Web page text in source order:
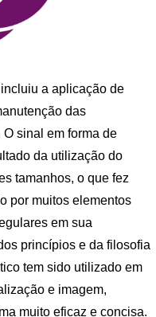
a aplicação de
das
sinal em forma de
da utilização do
tamanhos, o que fez
por muitos elementos
em sua
princípios e da filosofia
tem sido utilizado em
e imagem,
muito eficaz e concisa.